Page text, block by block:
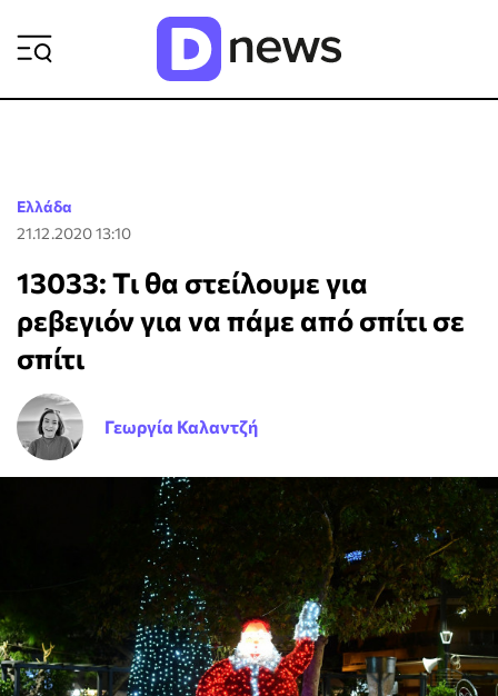
Ελλάδα
21.12.2020 13:10
13033: Τι θα στείλουμε για
ρεβεγιόν για να πάμε από σπίτι σε
σπίτι
Γεωργία Καλαντζή